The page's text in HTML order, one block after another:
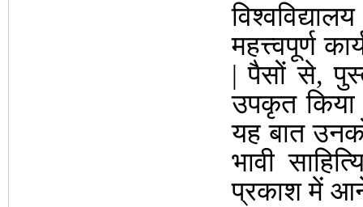
महत्त्वपूर्ण
| पैसों से,
उपकृत किया
यह बात
भावी
प्रकाश में